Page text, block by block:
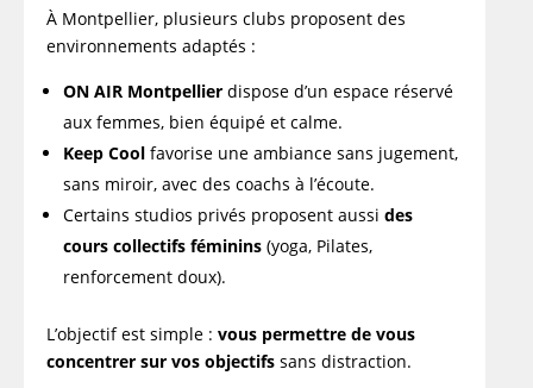
À Montpellier, plusieurs clubs proposent des
environnements adaptés :
ON AIR Montpellier dispose d’un espace réservé
aux femmes, bien équipé et calme.
Keep Cool favorise une ambiance sans jugement,
sans miroir, avec des coachs à l’écoute.
Certains studios privés proposent aussides
cours collectifs féminins (yoga, Pilates,
renforcement doux).
L’objectif est simple :vous permettre de vous
concentrer sur vos objectifs sans distraction.